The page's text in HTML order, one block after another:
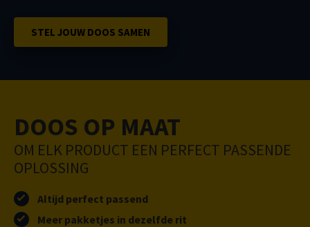
STEL JOUW DOOS SAMEN
DOOS OP MAAT
OM ELK PRODUCT EEN PERFECT PASSENDE
OPLOSSING
Altijd perfect passend
Meer pakketjes in dezelfde rit